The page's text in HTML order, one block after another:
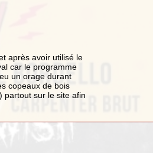
après avoir utilisé le
car le programme
un orage durant
copeaux de bois
partout sur le site afin